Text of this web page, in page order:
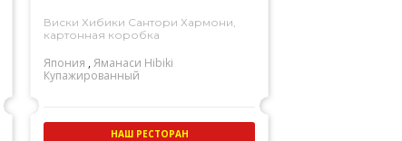
Виски Хибики Сантори Хармони,
картонная коробка
Япония ,Яманаси Hibiki
Купажированный
НАШ РЕСТОРАН